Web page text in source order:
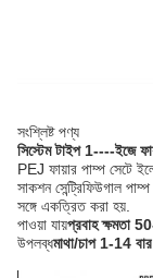
সংশ্লিষ্ট পণ্য
সিস্টেম টাইপ 1----ইজে
PEJ ফায়ার পাম্প সেটে
সাকশন সেন্ট্রিফিউগাল
সঙ্গে একত্রিত করা হয়.
পাওয়া যায়প্রবাহ ক্ষমতা
উপলব্ধমাথা/চাপ 1-14 বার